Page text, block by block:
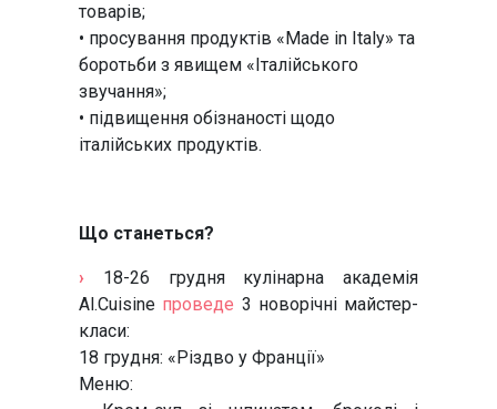
товарів;
• просування продуктів «Made in Italy» та
боротьби з явищем «Італійського
звучання»;
• підвищення обізнаності щодо
італійських продуктів.
Що станеться?
›
18-26 грудня кулінарна академія
Al.Cuisine проведе 3 новорічні майстер-
класи:
18 грудня: «Різдво у Франції»
Меню: